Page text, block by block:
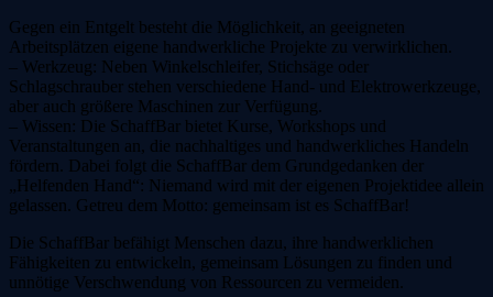
Gegen ein Entgelt besteht die Möglichkeit, an geeigneten
Arbeitsplätzen eigene handwerkliche Projekte zu verwirklichen.
– Werkzeug: Neben Winkelschleifer, Stichsäge oder
Schlagschrauber stehen verschiedene Hand- und Elektrowerkzeuge,
aber auch größere Maschinen zur Verfügung.
– Wissen: Die SchaffBar bietet Kurse, Workshops und
Veranstaltungen an, die nachhaltiges und handwerkliches Handeln
fördern. Dabei folgt die SchaffBar dem Grundgedanken der
„Helfenden Hand“: Niemand wird mit der eigenen Projektidee allein
gelassen. Getreu dem Motto: gemeinsam ist es SchaffBar!
Die SchaffBar befähigt Menschen dazu, ihre handwerklichen
Fähigkeiten zu entwickeln, gemeinsam Lösungen zu finden und
unnötige Verschwendung von Ressourcen zu vermeiden.